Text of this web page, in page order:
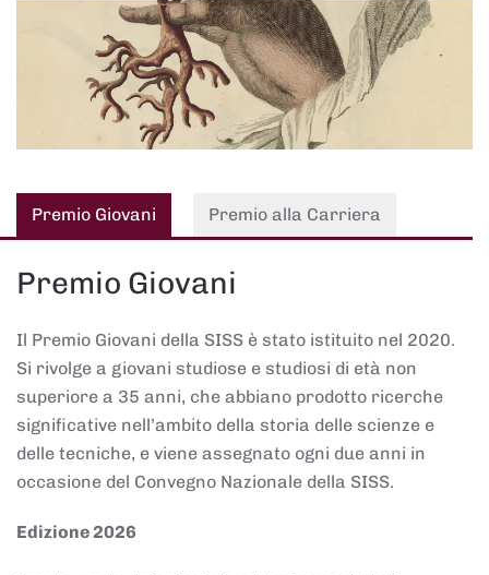
Premio Giovani Premio alla Carriera
Premio Giovani
Il Premio Giovani della SISS è stato istituito nel 2020.
Si rivolge a giovani studiose e studiosi di età non
superiore a 35 anni, che abbiano prodotto ricerche
significative nell’ambito della storia delle scienze e
delle tecniche, e viene assegnato ogni due anni in
occasione del Convegno Nazionale della SISS.
Edizione 2026